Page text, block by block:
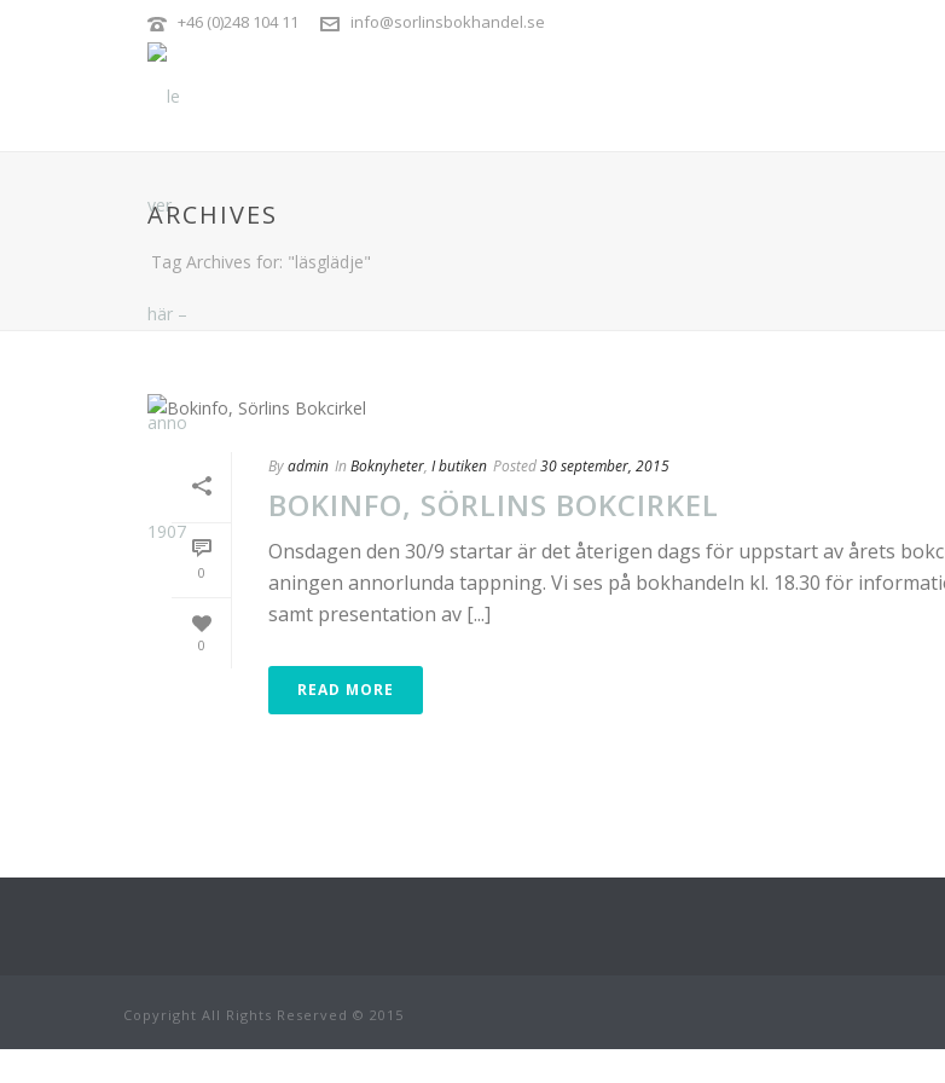
+46 (0)248 104 11 info@sorlinsbokhandel.se
ARCHIVES
Tag Archives for: "läsglädje"
0
0
Byadmin In Boknyheter, I butiken Posted30 september, 2015
BOKINFO, SÖRLINS BOKCIRKEL
Onsdagen den 30/9 startar är det återigen dags för uppstart av årets
aningen annorlunda tappning. Vi ses på bokhandeln kl. 18.30 för
samt presentation av [...]
READ MORE
Copyright All Rights Reserved © 2015